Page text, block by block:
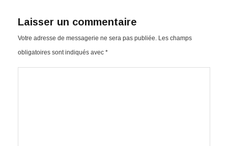
Laisser un commentaire
Votre adresse de messagerie ne sera pas publiée. Les champs
obligatoires sont indiqués avec *